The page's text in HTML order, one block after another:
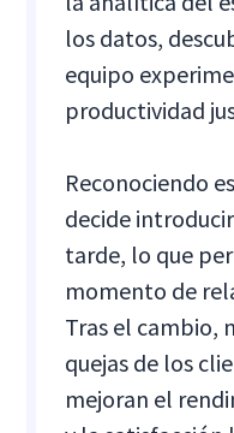
los datos,
equipo
productividad
Reconociendo
decide
tarde, lo que
momento de
Tras el cambio,
quejas de los
mejoran el